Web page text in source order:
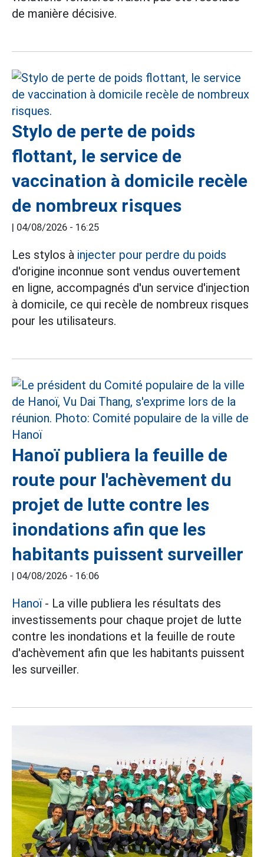
de manière décisive.
Stylo de perte de poids
flottant, le service de
vaccination à domicile recèle
de nombreux risques
| 04/08/2026 - 16:25
Les stylos à injecter pour perdre du poids
d'origine inconnue sont vendus ouvertement
en ligne, accompagnés d'un service d'injection
à domicile, ce qui recèle de nombreux risques
pour les utilisateurs.
Hanoï publiera la feuille de
route pour l'achèvement du
projet de lutte contre les
inondations afin que les
habitants puissent surveiller
| 04/08/2026 - 16:06
Hanoï- La ville publiera les résultats des
investissements pour chaque projet de lutte
contre les inondations et la feuille de route
d'achèvement afin que les habitants puissent
les surveiller.